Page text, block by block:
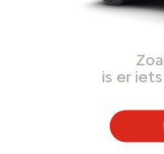
is er